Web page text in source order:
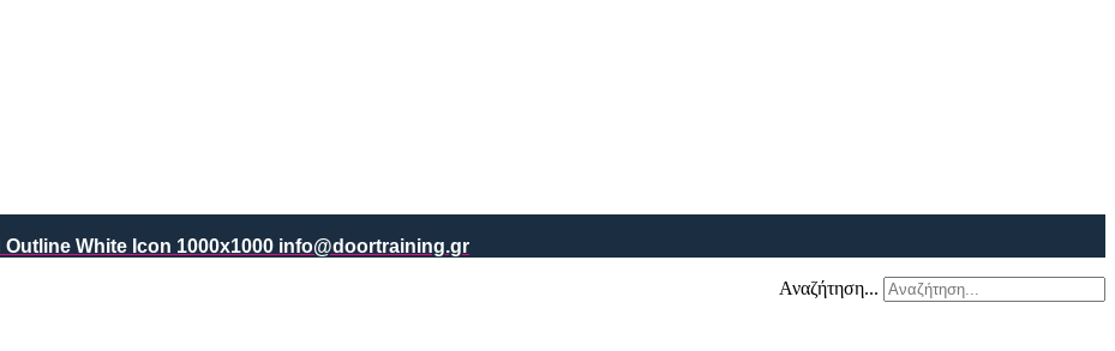
info@doortraining.gr
Αναζήτηση...